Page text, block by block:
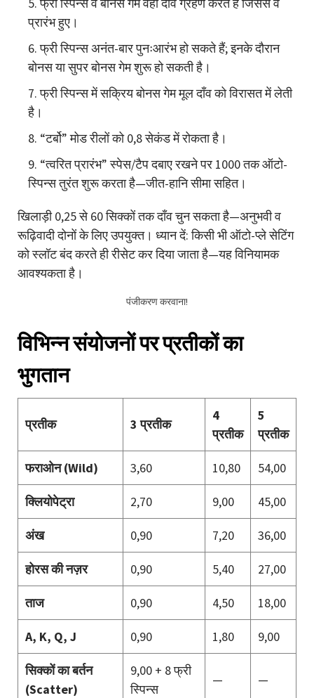
प्रारंभ हुए।
फ्री स्पिन्स अनंत-बार पुनःआरंभ हो सकते हैं; इनके दौरान
बोनस या सुपर बोनस गेम शुरू हो सकती है।
फ्री स्पिन्स में सक्रिय बोनस गेम मूल दाँव को विरासत में लेती
है।
“टर्बो” मोड रीलों को 0,8 सेकंड में रोकता है।
“त्वरित प्रारंभ” स्पेस/टैप दबाए रखने पर 1000 तक ऑटो-
स्पिन्स तुरंत शुरू करता है—जीत-हानि सीमा सहित।
खिलाड़ी 0,25 से 60 सिक्कों तक दाँव चुन सकता है—अनुभवी व
रूढ़िवादी दोनों के लिए उपयुक्त। ध्यान दें: किसी भी ऑटो-प्ले सेटिंग
को स्लॉट बंद करते ही रीसेट कर दिया जाता है—यह विनियामक
आवश्यकता है।
पंजीकरण करवाना!
विभिन्न संयोजनों पर प्रतीकों का
भुगतान
प्रतीक 3 प्रतीक
4
प्रतीक
5
प्रतीक
फराओन (Wild) 3,60 10,80 54,00
क्लियोपेट्रा 2,70 9,00 45,00
अंख 0,90 7,20 36,00
होरस की नज़र 0,90 5,40 27,00
ताज 0,90 4,50 18,00
A, K, Q, J 0,90 1,80 9,00
सिक्कों का बर्तन
(Scatter)
9,00 + 8 फ्री
स्पिन्स
— —